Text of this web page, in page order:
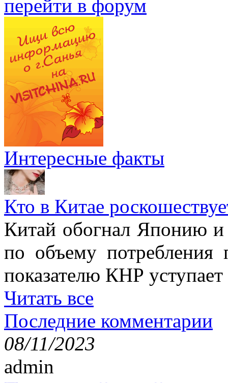
перейти в форум
Интересные факты
Кто в Китае
Китай обогнал Японию
по объему
показателю КНР
Читать все
Последние комментарии
08/11/2023
admin